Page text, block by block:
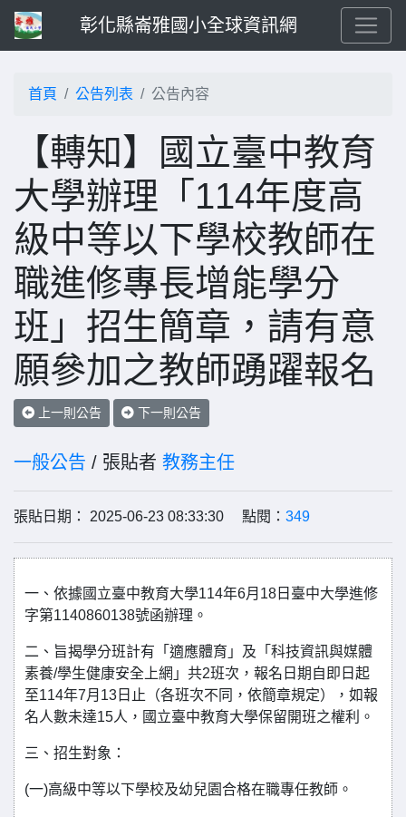
彰化縣崙雅國小全球資訊網
首頁 公告列表 公告內容
【轉知】國立臺中教育
大學辦理「114年度高
級中等以下學校教師在
職進修專長增能學分
班」招生簡章，請有意
願參加之教師踴躍報名
上一則公告 下一則公告
一般公告 / 張貼者 教務主任
張貼日期： 2025-06-23 08:33:30 點閱： 349
一、依據國立臺中教育大學114年6月18日臺中大學進修
字第1140860138號函辦理。
二、旨揭學分班計有「適應體育」及「科技資訊與媒體
素養/學生健康安全上網」共2班次，報名日期自即日起
至114年7月13日止（各班次不同，依簡章規定），如報
名人數未達15人，國立臺中教育大學保留開班之權利。
三、招生對象：
(一)高級中等以下學校及幼兒園合格在職專任教師。